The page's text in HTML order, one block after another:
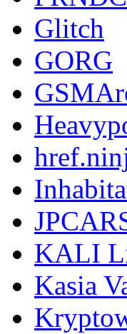
Glitch
GORG
KALI
Kasia